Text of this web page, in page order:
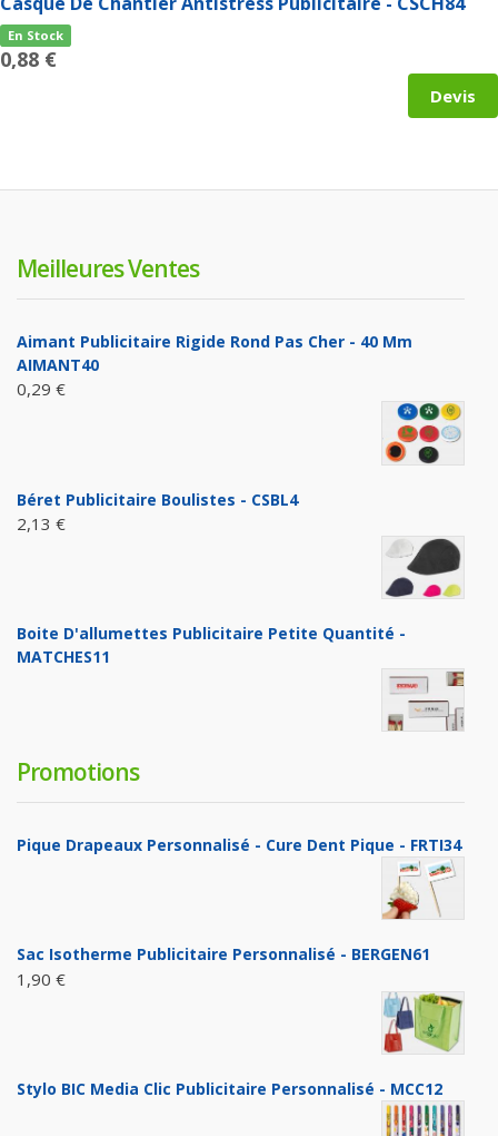
En Stock
0,88 €
Devis
Meilleures Ventes
Aimant Publicitaire Rigide Rond Pas Cher - 40 Mm
AIMANT40
0,29 €
Béret Publicitaire Boulistes - CSBL4
2,13 €
Boite D'allumettes Publicitaire Petite Quantité -
MATCHES11
Promotions
Pique Drapeaux Personnalisé - Cure Dent Pique - FRTI34
Sac Isotherme Publicitaire Personnalisé - BERGEN61
1,90 €
Stylo BIC Media Clic Publicitaire Personnalisé - MCC12